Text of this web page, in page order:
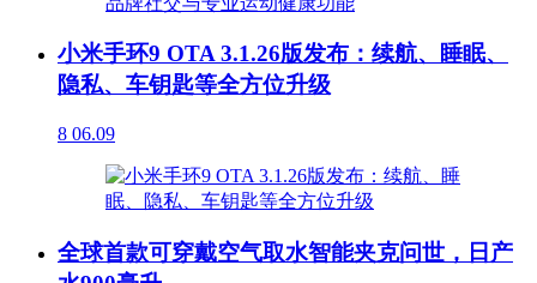
小米手环9 OTA 3.1.26版发布：续航、睡眠、
隐私、车钥匙等全方位升级
8 06.09
全球首款可穿戴空气取水智能夹克问世，日产